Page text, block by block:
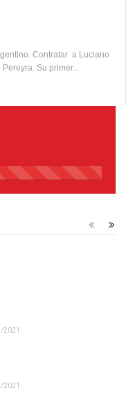
Contratar a Luciano
Su primer...
2021
2021